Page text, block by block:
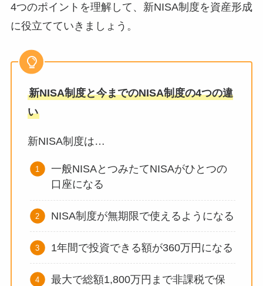
4つのポイントを理解して、新NISA制度を資産形成
に役立てていきましょう。
新NISA制度と今までのNISA制度の4つの違
い
新NISA制度は…
一般NISAとつみたてNISAがひとつの
口座になる
NISA制度が無期限で使えるようになる
1年間で投資できる額が360万円になる
最大で総額1,800万円まで非課税で保